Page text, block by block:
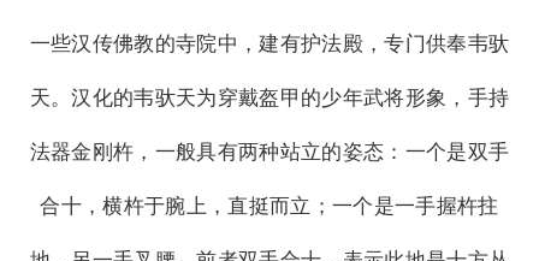
一些汉传佛教的寺院中，建有护法殿，专门供奉韦驮
天。汉化的韦驮天为穿戴盔甲的少年武将形象，手持
法器金刚杵，一般具有两种站立的姿态：一个是双手
合十，横杵于腕上，直挺而立；一个是一手握杵拄